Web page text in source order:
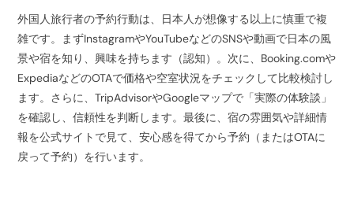
外国人旅行者の予約行動は、日本人が想像する以上に慎重で複
雑です。まずInstagramやYouTubeなどのSNSや動画で日本の風
景や宿を知り、興味を持ちます（認知）。次に、Booking.comや
ExpediaなどのOTAで価格や空室状況をチェックして比較検討し
ます。さらに、TripAdvisorやGoogleマップで「実際の体験談」
を確認し、信頼性を判断します。最後に、宿の雰囲気や詳細情
報を公式サイトで見て、安心感を得てから予約（またはOTAに
戻って予約）を行います。